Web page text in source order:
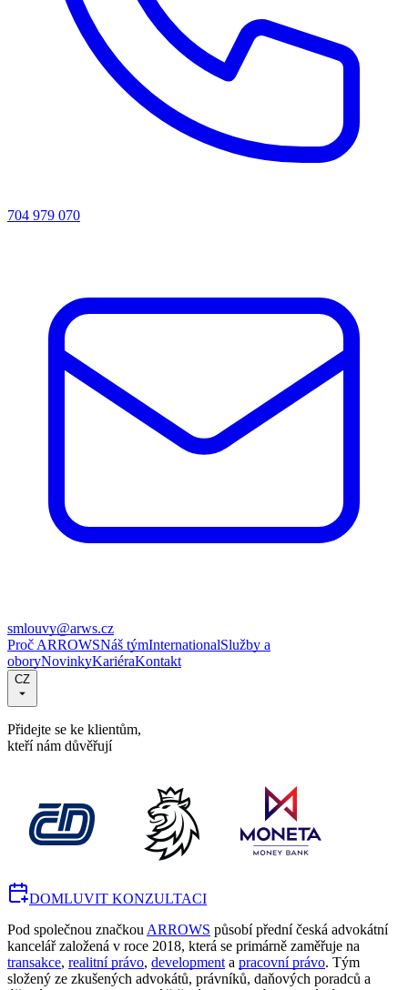
704 979 070
smlouvy@arws.cz
Proč ARROWSNáš týmInternationalSlužby a
oboryNovinkyKariéraKontakt
CZ
Přidejte se ke klientům,
kteří nám důvěřují
DOMLUVIT KONZULTACI
Pod společnou značkou ARROWS působí přední česká advokátní
kancelář založená v roce 2018, která se primárně zaměřuje na
transakce, realitní právo, development a pracovní právo. Tým
složený ze zkušených advokátů, právníků, daňových poradců a